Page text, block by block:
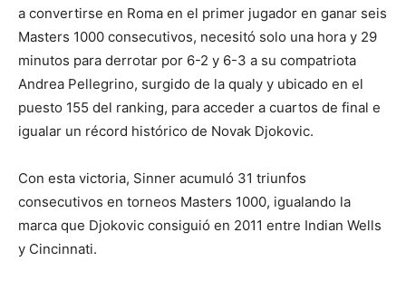
a convertirse en Roma en el primer jugador en ganar seis
Masters 1000 consecutivos, necesitó solo una hora y 29
minutos para derrotar por 6-2 y 6-3 a su compatriota
Andrea Pellegrino, surgido de la qualy y ubicado en el
puesto 155 del ranking, para acceder a cuartos de final e
igualar un récord histórico de Novak Djokovic.
Con esta victoria, Sinner acumuló 31 triunfos
consecutivos en torneos Masters 1000, igualando la
marca que Djokovic consiguió en 2011 entre Indian Wells
y Cincinnati.